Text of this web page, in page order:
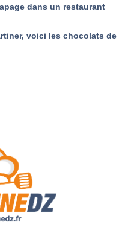
dans un restaurant
voici les chocolats de